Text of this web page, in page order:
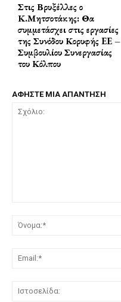
Στις Βρυξέλλες ο
Κ.Μητσοτάκης: Θα
συμμετάσχει στις εργασίες
της Συνόδου Κορυφής EE –
Συμβουλίου Συνεργασίας
του Κόλπου
ΑΦΗΣΤΕ ΜΙΑ ΑΠΑΝΤΗΣΗ